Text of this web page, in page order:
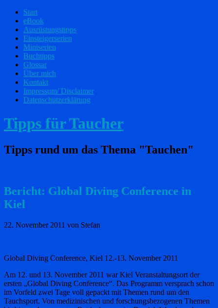
Start
eBook
Ausrüstungstipps
Einsteigerserien
Miniserien
Buchtipps
Glossar
Über mich
Kontakt
Impressum/ Disclaimer
Datenschutzerklärung
Tipps für Taucher
Tipps rund um das Thema "Tauchen"
Bericht: Global Diving Conference in
Kiel
22. November 2011 von Stefan
Global Diving Conference, Kiel 12.-13. November 2011
Am 12. und 13. November 2011 war Kiel Veranstaltungsort der
ersten „Global Diving Conference“. Das Programm versprach schon
im Vorfeld zwei Tage voll gepackt mit Themen rund um den
Tauchsport. Von medizinischen und forschungsbezogenen Themen